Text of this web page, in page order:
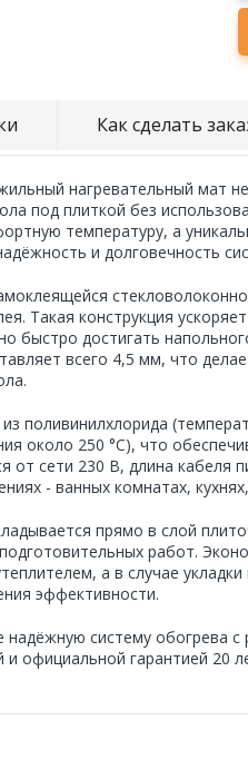
Как сделать
нагревательный мат
под плиткой без
температуру, а
и долговечность
Такая конструкция
быстро достигать
всего 4,5 мм, что
поливинилхлорида
около 250 °C), что
от сети 230 В, длина кабеля
- ванных комнатах,
прямо в слой
работ.
а в случае
эффективности.
надёжную систему обогрева
официальной гарантией 20